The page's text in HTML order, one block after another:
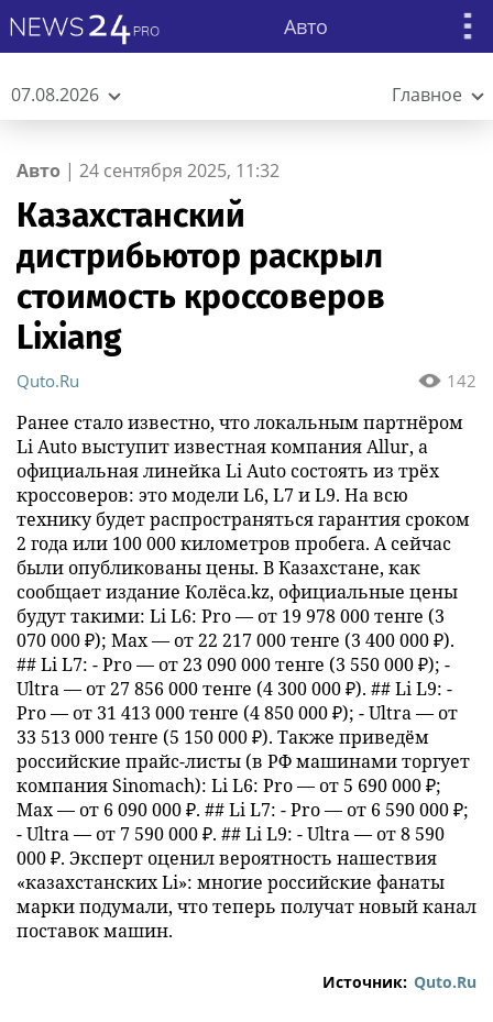
Авто
07.08.2026 Главное
Авто | 24 сентября 2025, 11:32
Казахстанский
дистрибьютор раскрыл
стоимость кроссоверов
Lixiang
142
Quto.Ru
Ранее стало известно, что локальным партнёром
Li Auto выступит известная компания Allur, а
официальная линейка Li Auto состоять из трёх
кроссоверов: это модели L6, L7 и L9. На всю
технику будет распространяться гарантия сроком
2 года или 100 000 километров пробега. А сейчас
были опубликованы цены. В Казахстане, как
сообщает издание Колёса.kz, официальные цены
будут такими: Li L6: Pro — от 19 978 000 тенге (3
070 000 ₽); Max — от 22 217 000 тенге (3 400 000 ₽).
## Li L7: - Pro — от 23 090 000 тенге (3 550 000 ₽); -
Ultra — от 27 856 000 тенге (4 300 000 ₽). ## Li L9: -
Pro — от 31 413 000 тенге (4 850 000 ₽); - Ultra — от
33 513 000 тенге (5 150 000 ₽). Также приведём
российские прайс-листы (в РФ машинами торгует
компания Sinomach): Li L6: Pro — от 5 690 000 ₽;
Max — от 6 090 000 ₽. ## Li L7: - Pro — от 6 590 000 ₽;
- Ultra — от 7 590 000 ₽. ## Li L9: - Ultra — от 8 590
000 ₽. Эксперт оценил вероятность нашествия
«казахстанских Li»: многие российские фанаты
марки подумали, что теперь получат новый канал
поставок машин.
Источник: Quto.Ru